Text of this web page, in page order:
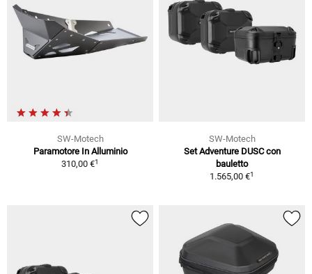
SW-Motech
Paramotore In Alluminio
310,00 €1
SW-Motech
Set Adventure DUSC con
bauletto
1.565,00 €1